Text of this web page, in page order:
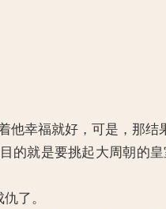
幸福就好，可是，那结
就是要挑起大周朝的
了。